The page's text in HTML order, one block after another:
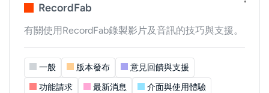
RecordFab
有關使用RecordFab錄製影片及音訊的技巧與支援。
一般 版本發布
意見回饋與支援
功能請求
最新消息 介面與使用體驗